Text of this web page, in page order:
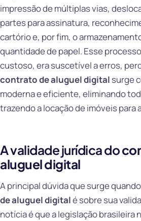
impressão de múltiplas vias,
partes para assinatura,
cartório e, por fim, o
quantidade de papel. Esse
custoso, era suscetível a erros,
contrato de aluguel digital surge
moderna e eficiente, eliminando
trazendo a locação de imóveis para
A validade jurídica do
aluguel digital
A principal dúvida que surge
de aluguel digitalé sobre sua
notícia é que a legislação brasileira